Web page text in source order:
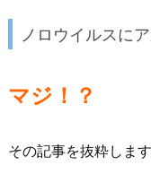
ノロウイルスに
マジ！？
その記事を抜粋します